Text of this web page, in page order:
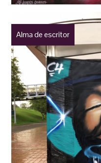
Alma de escritor